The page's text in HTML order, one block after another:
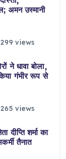
अमन उस्मानी
299 views
ने धावा बोला,
गंभीर रूप से
265 views
शर्मा का
तैनात